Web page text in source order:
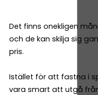
Det finns onekligen
och de kan skilja sig
pris.
Istället för att fastna i
vara smart att utgå